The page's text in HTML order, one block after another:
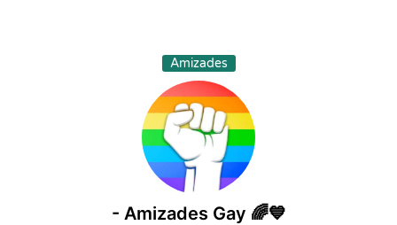
Amizades
- Amizades Gay 🌈💙